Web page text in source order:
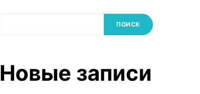
ПОИСК
Новые записи